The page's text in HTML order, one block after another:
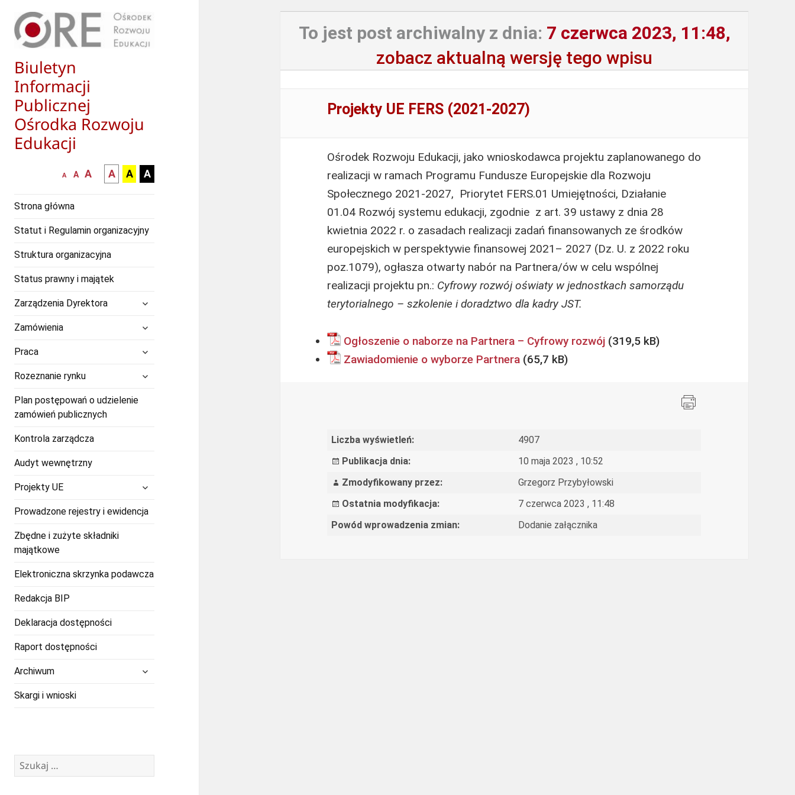
Biuletyn
Informacji
Publicznej
Ośrodka Rozwoju
Edukacji
mniejsza
A
normalna
A
większa-
czcionka
A
kontrast
czarny
białym
A
kontrast
czarny
zółtym
A
kontrast
żółty
A
Strona główna
Statut i Regulamin organizacyjny
Struktura organizacyjna
Status prawny i majątek
Zarządzenia Dyrektora
rozwiń
menu
Zamówienia
Praca
Rozeznanie rynkurozwiń
menu
potomne
Plan postępowań o udzielenie
zamówień publicznych
Kontrola zarządcza
Audyt wewnętrzny
Projekty UE
potomne
Prowadzone rejestry i ewidencja
Zbędne i zużyte składniki
majątkowe
Elektroniczna skrzynka podawcza
Redakcja BIP
Deklaracja dostępności
Raport dostępności
Archiwum
Skargi i wnioski
Szukaj:
To jest post archiwalny z dnia: 7 czerwca 2023, 11:48,
zobacz aktualną wersję tego wpisu
Projekty UE FERS (2021-2027)
Ośrodek Rozwoju Edukacji, jako wnioskodawca projektu zaplanowanego do
realizacji w ramach Programu Fundusze Europejskie dla Rozwoju
Społecznego 2021-2027, Priorytet FERS.01 Umiejętności, Działanie
01.04 Rozwój systemu edukacji, zgodnie z art. 39 ustawy z dnia 28
kwietnia 2022 r. o zasadach realizacji zadań finansowanych ze środków
europejskich w perspektywie finansowej 2021– 2027 (Dz. U. z 2022 roku
poz.1079), ogłasza otwarty nabór na Partnera/ów w celu wspólnej
realizacji projektu pn.: Cyfrowy rozwój oświaty w jednostkach samorządu
terytorialnego – szkolenie i doradztwo dla kadry JST.
Ogłoszenie o naborze na Partnera – Cyfrowy rozwój
Zawiadomienie o wyborze Partnera
Liczba wyświetleń:
4907
Publikacja dnia:
10 maja 2023 , 10:52
Zmodyfikowany przez:
Grzegorz Przybyłowski
Ostatnia modyfikacja:
7 czerwca 2023 , 11:48
Powód wprowadzenia zmian:
Dodanie załącznika